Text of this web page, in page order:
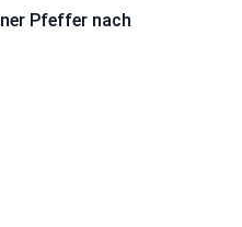
Pfeffer nach